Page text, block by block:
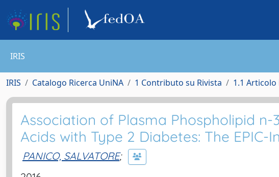
IRIS
IRIS Catalogo Ricerca UniNA 1 Contributo su Rivista 1.1
Association of Plasma Phospholipid
Acids with Type 2 Diabetes: The
PANICO, SALVATORE;